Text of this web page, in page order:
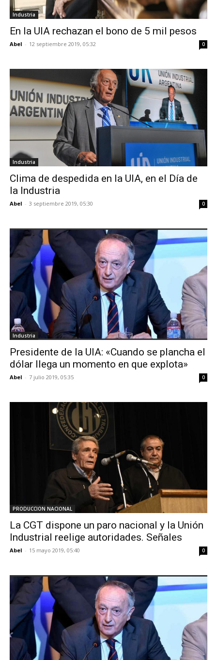
Industria
En la UIA rechazan el bono de 5 mil pesos
Abel - 12 septiembre 2019, 05:32 0
Industria
Clima de despedida en la UIA, en el Día de
la Industria
Abel - 3 septiembre 2019, 05:30 0
Industria
Presidente de la UIA: «Cuando se plancha el
dólar llega un momento en que explota»
Abel - 7 julio 2019, 05:35 0
PRODUCCION NACIONAL
La CGT dispone un paro nacional y la Unión
Industrial reelige autoridades. Señales
Abel - 15 mayo 2019, 05:40 0